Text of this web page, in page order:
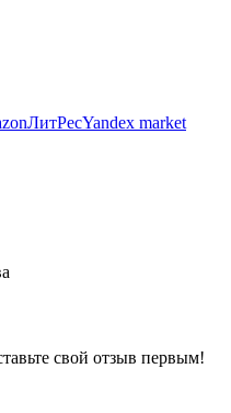
ЛитРесYandex market
свой отзыв первым!